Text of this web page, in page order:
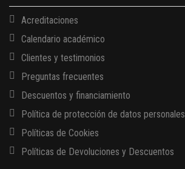
Acreditaciones
Calendario académico
Clientes y testimonios
Preguntas frecuentes
Descuentos y financiamiento
Política de protección de datos personales
Políticas de Cookies
Políticas de Devoluciones y Descuentos
13 AGOSTO, 2026